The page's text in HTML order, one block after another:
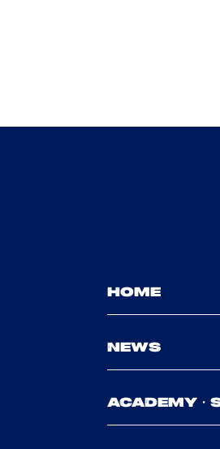
HOME
NEWS
ACADEMY・